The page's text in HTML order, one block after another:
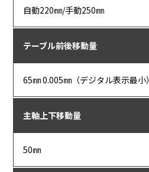
自動220㎜/手動250㎜
テーブル前後移動量
65㎜ 0.005㎜（デジタル表示最小）
主軸上下移動量
50㎜